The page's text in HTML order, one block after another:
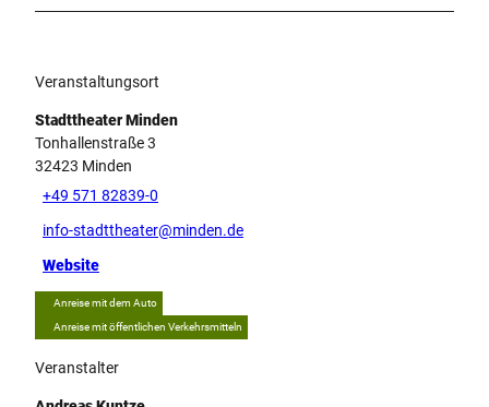
Veranstaltungsort
Stadttheater Minden
Tonhallenstraße 3
32423 Minden
+49 571 82839-0
info-stadttheater@minden.de
Website
Anreise mit dem Auto
Anreise mit öffentlichen Verkehrsmitteln
Veranstalter